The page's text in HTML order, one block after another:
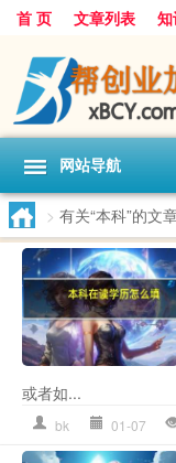
首 页 文章列表
网站导航
> 有关“本科”的文
或者如...
bk 01-07